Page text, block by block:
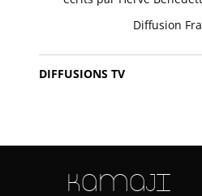
Diffusion
DIFFUSIONS TV
KAMAJI